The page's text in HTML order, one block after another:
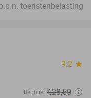
toeristenbelasting
9.2 star
Regulier €28,50